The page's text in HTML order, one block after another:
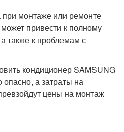
монтаже или ремонте
привести к полному
также к проблемам с
кондиционер SAMSUNG
опасно, а затраты на
цены на монтаж